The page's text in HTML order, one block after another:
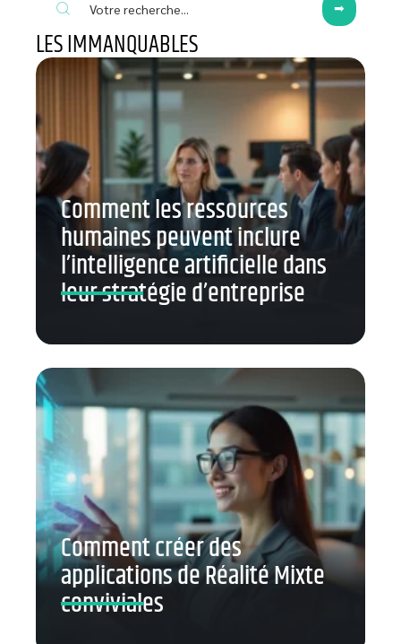
LES IMMANQUABLES
Comment les ressources
humaines peuvent inclure
l’intelligence artificielle dans
leur stratégie d’entreprise
Comment créer des
applications de Réalité Mixte
conviviales